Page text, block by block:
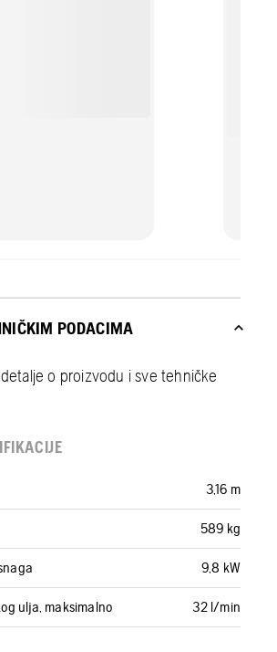
PODACIMA
o proizvodu i sve tehničke
3,16 m
589 kg
9,8 kW
ulja, maksimalno 32 l/min